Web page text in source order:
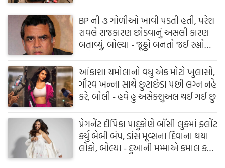
BP ની ૩ ગોળીઓ ખાવી પડતી હતી, પરેશ
રાવલે રાજકારણ છોડવાનું અસલી કારણ
બતાવ્યું, બોલ્યા - જૂઠ્ઠો બનતો જઈ રહ્યો
આંકાશા ચમોલાનો વધુ એક મોટો ખુલાસો,
ગૌરવ ખન્ના સાથે છુટાછેડા પછી લગ્ન નહે
કરે, બોલી - હવે હુ અસેક્શુઅલ થઈ ગઈ છુ
પ્રેગનેંટ દીપિકા પાદુકોણે બૉસી લુકમાં ફ્લોંટ
કર્યુ બેબી બંપ, ડાંસ મૂવ્સના દિવાના થયા
લોકો, બોલ્યા - દુઆની મમ્માએ કમાલ કરી